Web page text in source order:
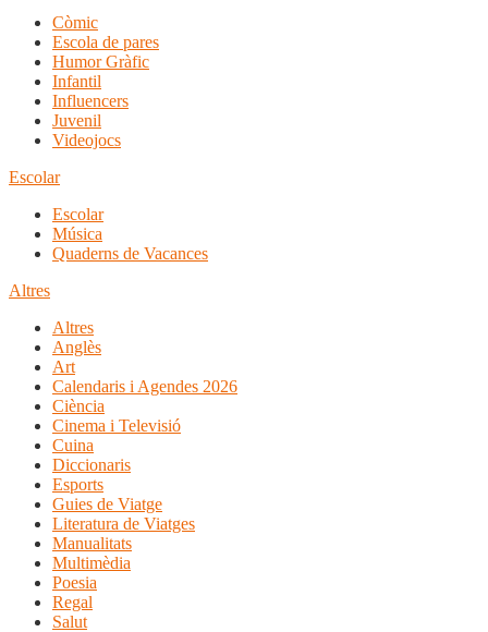
Còmic
Escola de pares
Humor Gràfic
Infantil
Influencers
Juvenil
Videojocs
Escolar
Escolar
Música
Quaderns de Vacances
Altres
Altres
Anglès
Art
Calendaris i Agendes 2026
Ciència
Cinema i Televisió
Cuina
Diccionaris
Esports
Guies de Viatge
Literatura de Viatges
Manualitats
Multimèdia
Poesia
Regal
Salut